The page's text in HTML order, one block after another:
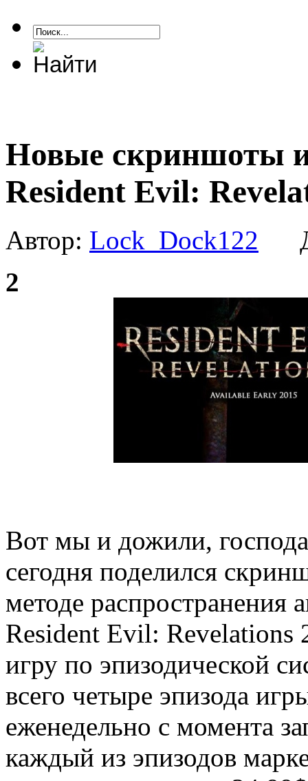
Новые скриншоты и
Resident Evil:
Автор: Lock_Dock122
2
Вот мы и дожили,
сегодня поделился
методе распространения
Resident Evil: Revelations
игру по эпизодической
всего четыре эпизода
еженедельно с момента
каждый из эпизодов